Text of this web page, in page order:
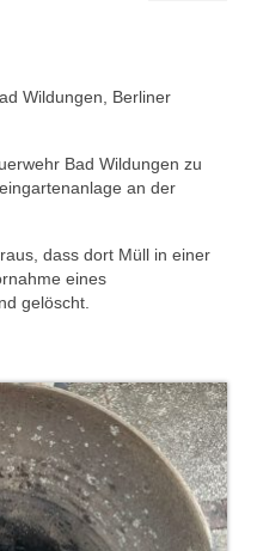
1996
2021
Wildungen, Berliner
Bad Wildungen zu
an der
dass dort Müll in einer
eines
gelöscht.